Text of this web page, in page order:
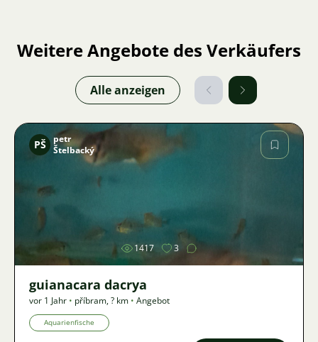
Weitere Angebote des Verkäufers
Alle anzeigen
PŠ
petr
Štelbacký
1417 3
guianacara dacrya
vor 1 Jahr • příbram,? km • Angebot
Aquarienfische